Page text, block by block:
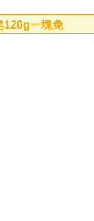
120g一塊免